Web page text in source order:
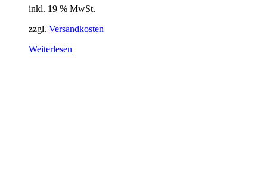
inkl. 19 % MwSt.
zzgl. Versandkosten
Weiterlesen